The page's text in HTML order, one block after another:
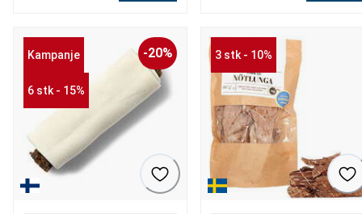
Kampanje
6 stk - 15%
-20% 3 stk - 10%